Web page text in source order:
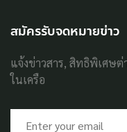
สมัครรับจดหมายข่าว
แจ้งข่าวสาร, สิทธิพิเศษ
ในเครือ